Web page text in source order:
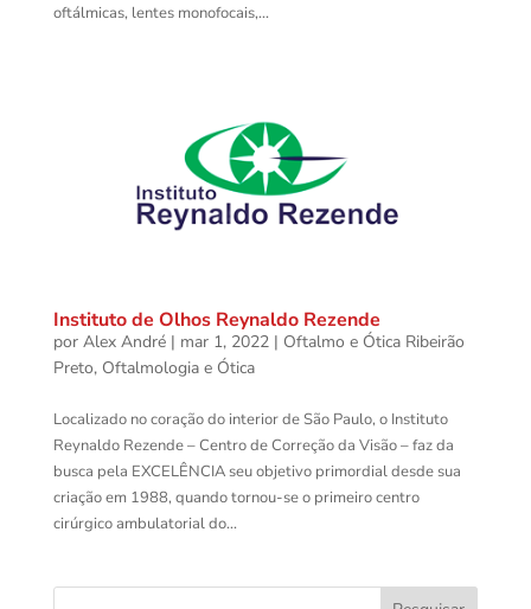
oftálmicas, lentes monofocais,...
Instituto de Olhos Reynaldo Rezende
por Alex André| mar 1, 2022| Oftalmo e Ótica Ribeirão
Preto, Oftalmologia e Ótica
Localizado no coração do interior de São Paulo, o Instituto
Reynaldo Rezende – Centro de Correção da Visão – faz da
busca pela EXCELÊNCIA seu objetivo primordial desde sua
criação em 1988, quando tornou-se o primeiro centro
cirúrgico ambulatorial do...